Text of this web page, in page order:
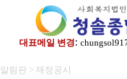
대표메일 변경:
알림판 > 재정공시